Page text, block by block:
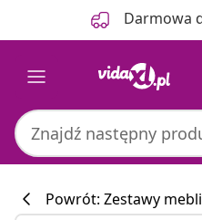
Powrót: Zestawy mebli